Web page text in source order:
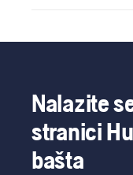
Nalazite
stranici
bašta